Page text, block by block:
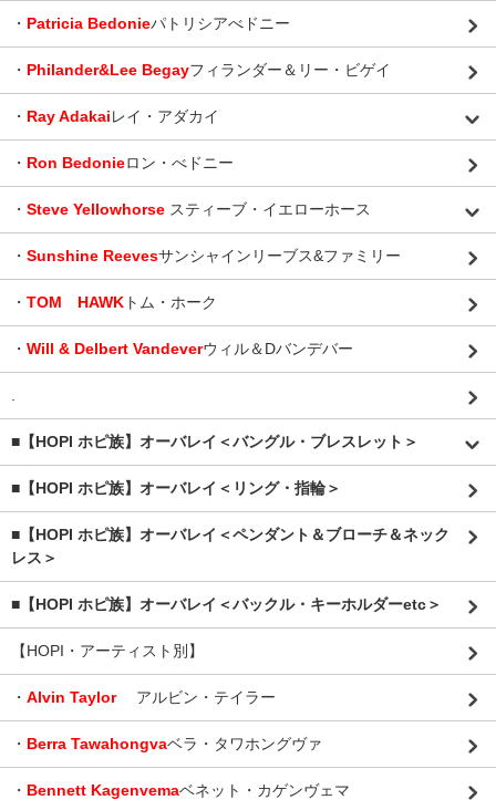
・ Patricia Bedonieパトリシアべドニー
・ Philander&Lee Begayフィランダー＆リー・ビゲイ
・ Ray Adakaiレイ・アダカイ
・ Ron Bedonieロン・べドニー
・ Steve Yellowhorse スティーブ・イエローホース
・ Sunshine Reevesサンシャインリーブス&ファミリー
・ TOM HAWK トム・ホーク
・ Will & Delbert Vandeverウィル＆Dバンデバー
■【HOPI ホピ族】オーバレイ＜バングル・ブレスレット＞
■【HOPI ホピ族】オーバレイ＜リング・指輪＞
■【HOPI ホピ族】オーバレイ＜ペンダント＆ブローチ＆ネック
レス＞
■【HOPI ホピ族】オーバレイ＜バックル・キーホルダーetc＞
【HOPI・アーティスト別】
・ Alvin Taylor アルビン・テイラー
・ Berra Tawahongvaベラ・タワホングヴァ
・ Bennett Kagenvemaベネット・カゲンヴェマ